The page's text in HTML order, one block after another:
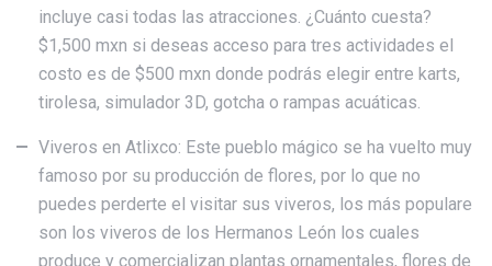
incluye casi todas las atracciones. ¿Cuánto cuesta?
$1,500 mxn si deseas acceso para tres actividades el
costo es de $500 mxn donde podrás elegir entre karts,
tirolesa, simulador 3D, gotcha o rampas acuáticas.
Viveros en Atlixco: Este pueblo mágico se ha vuelto muy
famoso por su producción de flores, por lo que no
puedes perderte el visitar sus viveros, los más populare
son los viveros de los Hermanos León los cuales
produce y comercializan plantas ornamentales, flores de